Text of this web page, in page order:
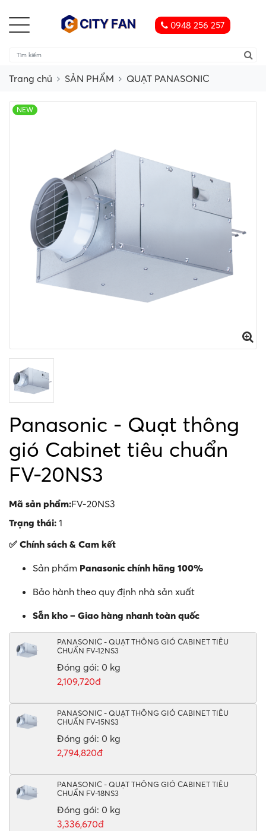
0948 256 257
Trang chủ SẢN PHẨM QUẠT PANASONIC
NEW
Panasonic - Quạt thông
gió Cabinet tiêu chuẩn
FV-20NS3
Mã sản phẩm:FV-20NS3
Trạng thái: 1
✅ Chính sách & Cam kết
Sản phẩm Panasonic chính hãng 100%
Bảo hành theo quy định nhà sản xuất
Sẵn kho – Giao hàng nhanh toàn quốc
PANASONIC - QUẠT THÔNG GIÓ CABINET TIÊU
CHUẨN FV-12NS3
Đóng gói: 0 kg
2,109,720đ
PANASONIC - QUẠT THÔNG GIÓ CABINET TIÊU
CHUẨN FV-15NS3
Đóng gói: 0 kg
2,794,820đ
PANASONIC - QUẠT THÔNG GIÓ CABINET TIÊU
CHUẨN FV-18NS3
Đóng gói: 0 kg
3,336,670đ